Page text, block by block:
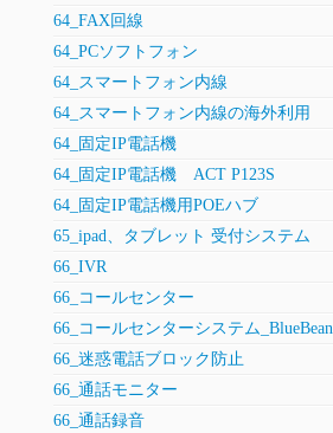
64_FAX回線
64_PCソフトフォン
64_スマートフォン内線
64_スマートフォン内線の海外利用
64_固定IP電話機
64_固定IP電話機 ACT P123S
64_固定IP電話機用POEハブ
65_ipad、タブレット 受付システム
66_IVR
66_コールセンター
66_コールセンターシステム_BlueBean
66_迷惑電話ブロック防止
66_通話モニター
66_通話録音